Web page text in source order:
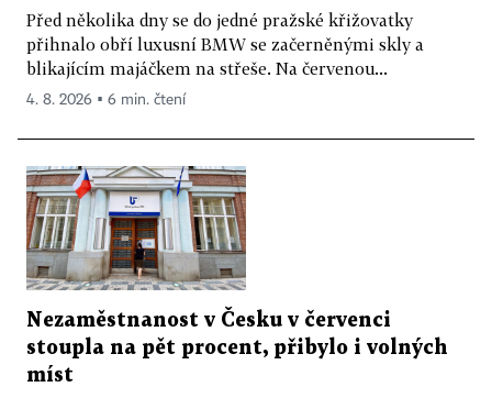
Před několika dny se do jedné pražské křižovatky
přihnalo obří luxusní BMW se začerněnými skly a
blikajícím majáčkem na střeše. Na červenou...
4. 8. 2026 ▪ 6 min. čtení
Nezaměstnanost v Česku v červenci
stoupla na pět procent, přibylo i volných
míst